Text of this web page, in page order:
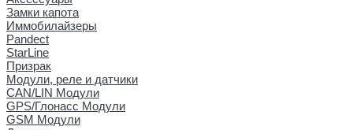
Замки капота
Иммобилайзеры
Pandect
StarLine
Призрак
Модули, реле и датчики
CAN/LIN Модули
GPS/Глонасс Модули
GSM Модули